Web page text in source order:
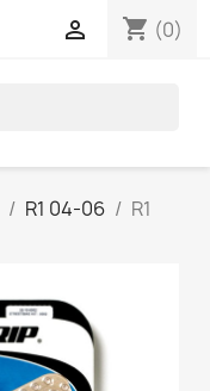
shopping_cart (0)

R1 04-06
R1